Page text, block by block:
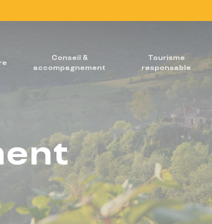
Conseil &
accompagnement
Tourisme
responsable